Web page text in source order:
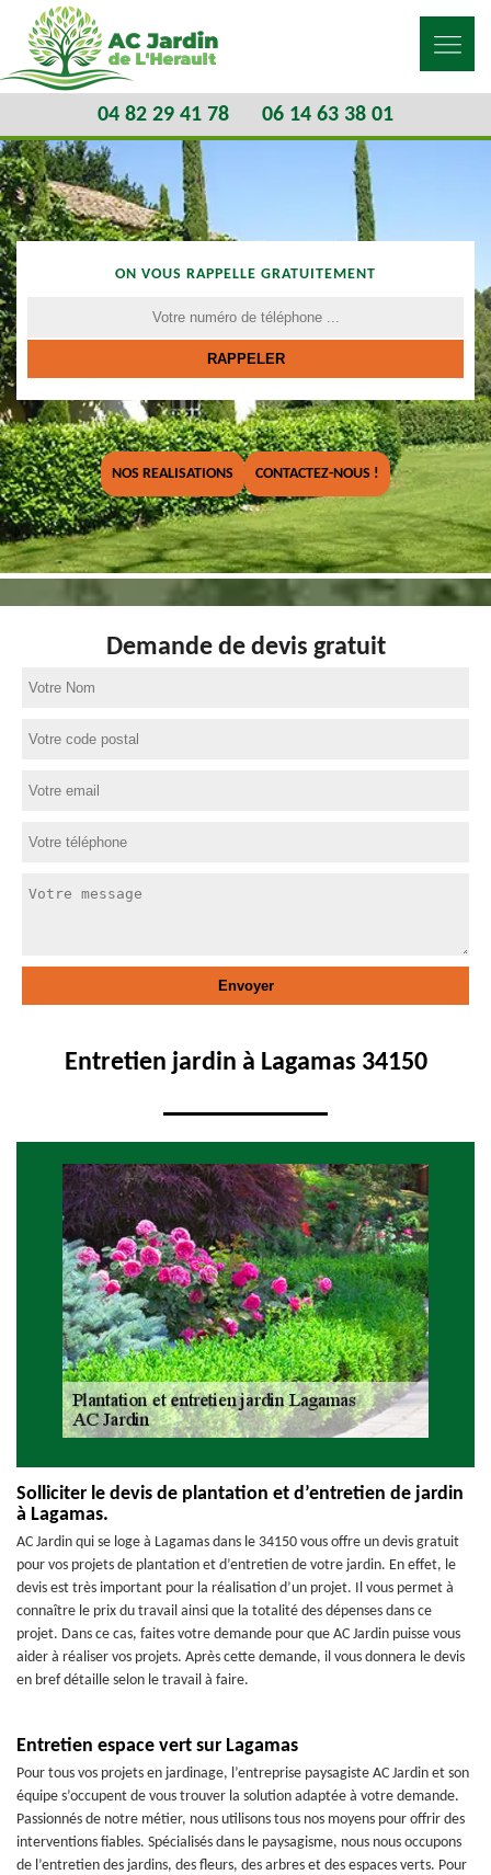
04 82 29 41 78 06 14 63 38 01
ON VOUS RAPPELLE GRATUITEMENT
NOS REALISATIONS CONTACTEZ-NOUS !
Demande de devis gratuit
Entretien jardin à Lagamas 34150
Solliciter le devis de plantation et d’entretien de jardin
à Lagamas.
AC Jardin qui se loge à Lagamas dans le 34150 vous offre un devis gratuit
pour vos projets de plantation et d’entretien de votre jardin. En effet, le
devis est très important pour la réalisation d’un projet. Il vous permet à
connaître le prix du travail ainsi que la totalité des dépenses dans ce
projet. Dans ce cas, faites votre demande pour que AC Jardin puisse vous
aider à réaliser vos projets. Après cette demande, il vous donnera le devis
en bref détaille selon le travail à faire.
Entretien espace vert sur Lagamas
Pour tous vos projets en jardinage, l’entreprise paysagiste AC Jardin et son
équipe s’occupent de vous trouver la solution adaptée à votre demande.
Passionnés de notre métier, nous utilisons tous nos moyens pour offrir des
interventions fiables. Spécialisés dans le paysagisme, nous nous occupons
de l’entretien des jardins, des fleurs, des arbres et des espaces verts. Pour